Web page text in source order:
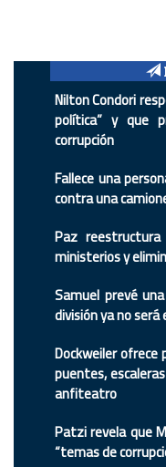
Nilton Condori
política” y que
corrupción
Fallece una
contra una
Paz
ministerios y
Samuel prevé
división ya no
Dockweiler ofrece
puentes,
anfiteatro
Patzi revela que
“temas de